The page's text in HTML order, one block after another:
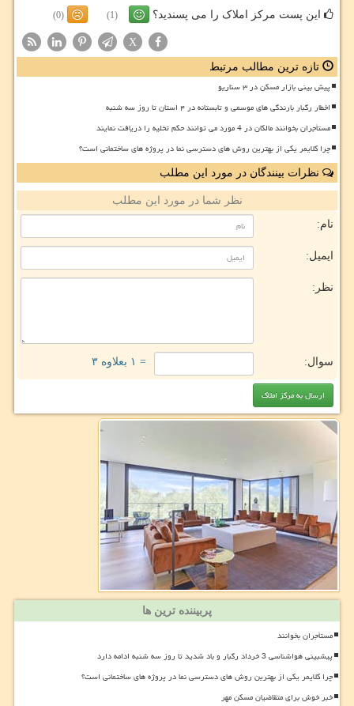
این پست مرکز املاک را می پسندید؟ (1)
(0)
X
تازه ترین مطالب مرتبط
پیش بینی بازار مسکن در ۳ سناریو
اخطار رگبار بارندگی های موسمی و تابستانه در ۴ استان تا روز سه شنبه
مستأجران بخوانند مالکان در 4 مورد می توانند حکم تخلیه را دریافت نمایند
چرا کلایمر یکی از بهترین روش های دسترسی نما در پروژه های ساختمانی است؟
نظرات بینندگان در مورد این مطلب
نظر شما در مورد این مطلب
نام:
ایمیل:
نظر:
سوال: = ۱ بعلاوه ۳
پربیننده ترین ها
مستأجران بخوانند
پیشبینی هواشناسی 3 خرداد رگبار و باد شدید تا روز سه شنبه ادامه دارد
چرا کلایمر یکی از بهترین روش های دسترسی نما در پروژه های ساختمانی است؟
خبر خوش برای متقاضیان مسکن مهر